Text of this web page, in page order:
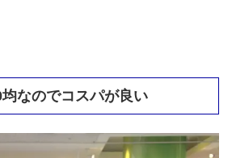
なのでコスパが良い